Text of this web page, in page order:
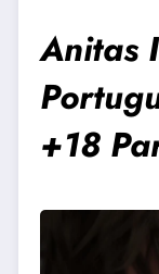
Anitas
+18